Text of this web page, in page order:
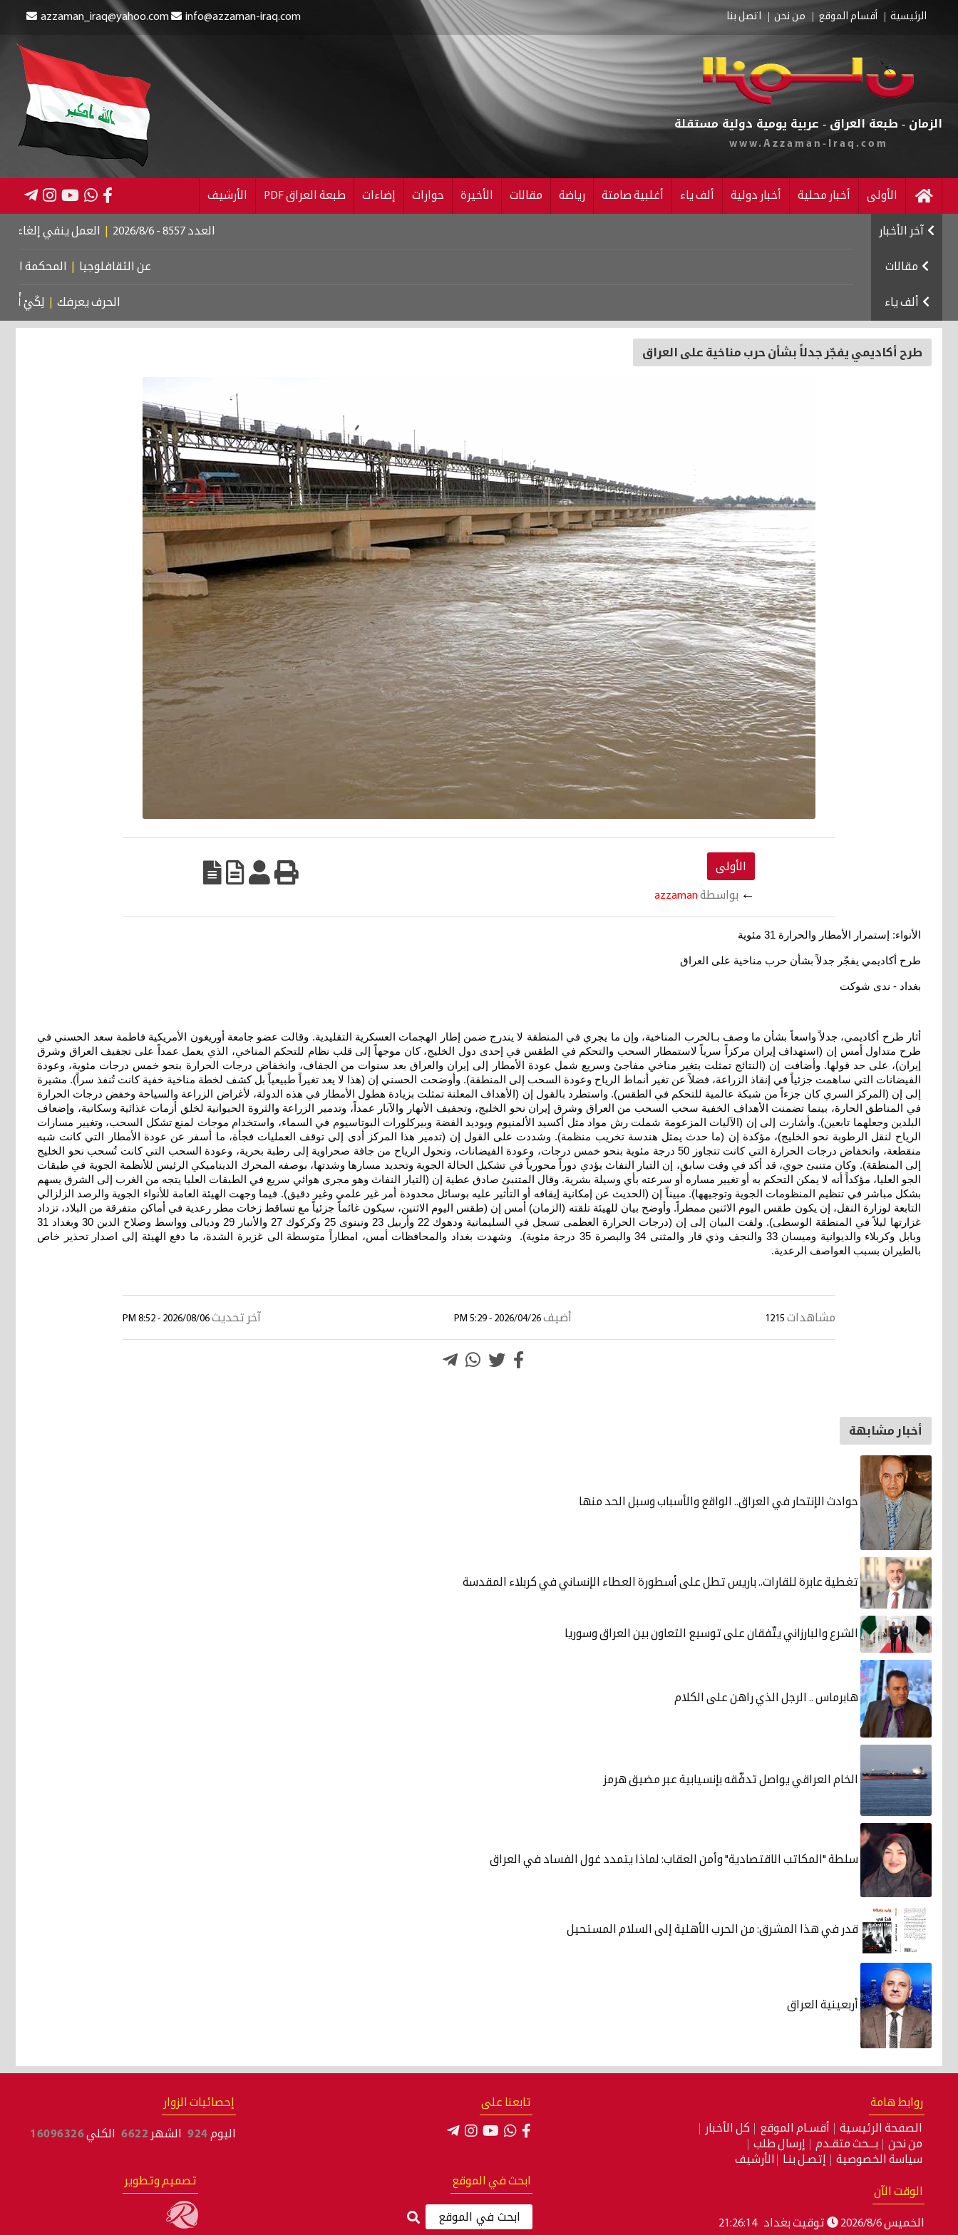
الرئيسية أقسام الموقع من نحن اتصل بنا azzaman_iraq@yahoo.com info@azzaman-iraq.com
الزمان - طبعة العراق - عربية يومية دولية مستقلة
www.Azzaman-Iraq.com
الأولى أخبار محلية أخبار دولية ألف ياء أغلبية صامتة رياضة مقالات الأخيرة حوارات إضاءات طبعة العراق PDF الأرشيف
آخر الأخبار | العمل ينفي إلغاء الإعانة عن
مقالات عن الثقافلوجيا | المحكمة الجنائية
ألف ياء الحرف يعرفك | لِكَيْ أُبَالِغَ فِي
طرح أكاديمي يفجّر جدلاً بشأن حرب مناخية على العراق
الأولى
← بواسطةazzaman
الأنواء: إستمرار الأمطار والحرارة 31 مئوية
طرح أكاديمي يفجّر جدلاً بشأن حرب مناخية على العراق
بغداد - ندى شوكت
أثار طرح أكاديمي، جدلاً واسعاً بشأن ما وصف بـالحرب المناخية، وإن ما يجري في المنطقة لا يندرج ضمن إطار الهجمات العسكرية التقليدية. وقالت عضو جامعة أوريغون الأمريكية فاطمة سعد الحسني في
طرح متداول أمس إن (استهداف إيران مركزاً سرياً لاستمطار السحب والتحكم في الطقس في إحدى دول الخليج، كان موجهاً إلى قلب نظام للتحكم المناخي، الذي يعمل عمداً على تجفيف العراق وشرق
إيران)، على حد قولها. وأضافت إن (النتائج تمثلت بتغير مناخي مفاجئ وسريع شمل عودة الأمطار إلى إيران والعراق بعد سنوات من الجفاف، وانخفاض درجات الحرارة بنحو خمس درجات مئوية، وعودة
الفيضانات التي ساهمت جزئياً في إنقاذ الزراعة، فضلاً عن تغير أنماط الرياح وعودة السحب إلى المنطقة). وأوضحت الحسني إن (هذا لا يعد تغيراً طبيعياً بل كشف لخطة مناخية خفية كانت تُنفذ سراً). مشيرة
إلى إن (المركز السري كان جزءاً من شبكة عالمية للتحكم في الطقس). واستطرد بالقول إن (الأهداف المعلنة تمثلت بزيادة هطول الأمطار في هذه الدولة، لأغراض الزراعة والسياحة وخفض درجات الحرارة
في المناطق الحارة، بينما تضمنت الأهداف الخفية سحب السحب من العراق وشرق إيران نحو الخليج، وتجفيف الأنهار والآبار عمداً، وتدمير الزراعة والثروة الحيوانية لخلق أزمات غذائية وسكانية، وإضعاف
البلدين وجعلهما تابعين). وأشارت إلى إن (الآليات المزعومة شملت رش مواد مثل أكسيد الألمنيوم ويوديد الفضة وبيركلورات البوتاسيوم في السماء، واستخدام موجات لمنع تشكل السحب، وتغيير مسارات
الرياح لنقل الرطوبة نحو الخليج)، مؤكدة إن (ما حدث يمثل هندسة تخريب منظمة). وشددت على القول إن (تدمير هذا المركز أدى إلى توقف العمليات فجأة، ما أسفر عن عودة الأمطار التي كانت شبه
منقطعة، وانخفاض درجات الحرارة التي كانت تتجاوز 50 درجة مئوية بنحو خمس درجات، وعودة الفيضانات، وتحول الرياح من جافة صحراوية إلى رطبة بحرية، وعودة السحب التي كانت تُسحب نحو الخليج
إلى المنطقة). وكان متنبئ جوي، قد أكد في وقت سابق، إن التيار النفاث يؤدي دوراً محورياً في تشكيل الحالة الجوية وتحديد مسارها وشدتها، بوصفه المحرك الديناميكي الرئيس للأنظمة الجوية في طبقات
الجو العليا، مؤكداً أنه لا يمكن التحكم به أو تغيير مساره أو سرعته بأي وسيلة بشرية. وقال المتنبئ صادق عطية إن (التيار النفاث وهو مجرى هوائي سريع في الطبقات العليا يتجه من الغرب إلى الشرق يسهم
بشكل مباشر في تنظيم المنظومات الجوية وتوجيهها). مبيناً إن (الحديث عن إمكانية إيقافه أو التأثير عليه بوسائل محدودة أمر غير علمي وغير دقيق). فيما وجهت الهيئة العامة للأنواء الجوية والرصد الزلزالي
التابعة لوزارة النقل، إن يكون طقس اليوم الاثنين ممطراً. وأوضح بيان للهيئة تلقته (الزمان) أمس إن (طقس اليوم الاثنين، سيكون غائماً جزئياً مع تساقط زخات مطر رعدية في أماكن متفرقة من البلاد، تزداد
غزارتها ليلاً في المنطقة الوسطى). ولفت البيان إلى إن (درجات الحرارة العظمى تسجل في السليمانية ودهوك 22 وأربيل 23 ونينوى 25 وكركوك 27 والأنبار 29 وديالى وواسط وصلاح الدين 30 وبغداد 31
وبابل وكربلاء والديوانية وميسان 33 والنجف وذي قار والمثنى 34 والبصرة 35 درجة مئوية). وشهدت بغداد والمحافظات أمس، امطاراً متوسطة الى غزيرة الشدة، ما دفع الهيئة إلى اصدار تحذير خاص
بالطيران بسبب العواصف الرعدية.
مشاهدات 1215 أضيف 2026/04/26 - 5:29 PM آخر تحديث 2026/08/06 - 8:52 PM
أخبار مشابهة
حوادث الإنتحار في العراق.. الواقع والأسباب وسبل الحد منها
تغطية عابرة للقارات.. باريس تطل على أسطورة العطاء الإنساني في كربلاء المقدسة
الشرع والبارزاني يتّفقان على توسيع التعاون بين العراق وسوريا
هابرماس .. الرجل الذي راهن على الكلام
الخام العراقي يواصل تدفّقه بإنسيابية عبر مضيق هرمز
سلطة "المكاتب الاقتصادية" وأمن العقاب: لماذا يتمدد غول الفساد في العراق
قدر في هذا المشرق: من الحرب الأهلية إلى السلام المستحيل
أربعينية العراق
روابط هامة
الصفحة الرئيسية أقسـام الموقع
كل الأخبار
من نحن
بـــحث متقـدم
إرسال طلب
سياسة الخصوصية
إتصـل بنـا الأرشيف
تابعنا على إحصائيات الزوار
اليوم 924 الشهر 6622 الكلي16096326
الوقت الآن
الخميس 2026/8/6 توقيت بغداد 21:26:15
ابحث في الموقع تصميم وتطوير